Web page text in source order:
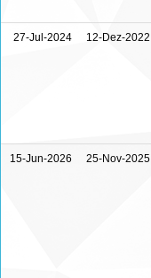
27-Jul-2024 12-Dez-2022
15-Jun-2026 25-Nov-2025